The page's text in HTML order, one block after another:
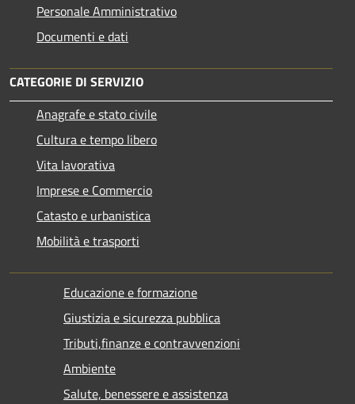
Personale Amministrativo
Documenti e dati
CATEGORIE DI SERVIZIO
Anagrafe e stato civile
Cultura e tempo libero
Vita lavorativa
Imprese e Commercio
Catasto e urbanistica
Mobilità e trasporti
Educazione e formazione
Giustizia e sicurezza pubblica
Tributi,finanze e contravvenzioni
Ambiente
Salute, benessere e assistenza